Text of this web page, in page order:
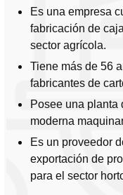
Es una empresa
fabricación de
sector agrícola.
Tiene más de 56
fabricantes de
Posee una planta
moderna
Es un proveedor
exportación de
para el sector